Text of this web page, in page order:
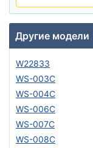
Другие модели
W22833
WS-003C
WS-004C
WS-006C
WS-007C
WS-008C